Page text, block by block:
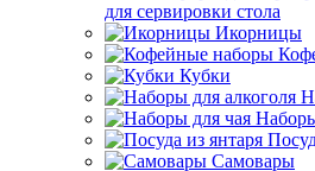
для сервировки стола
Икорницы
Кубки
Самовары